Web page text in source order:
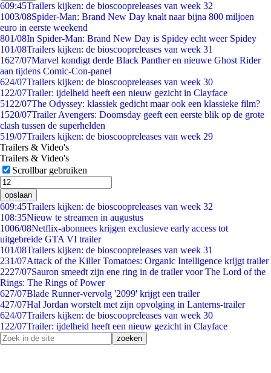
609:45Trailers kijken: de bioscoopreleases van week 32
1003/08Spider-Man: Brand New Day knalt naar bijna 800 miljoen
euro in eerste weekend
801/08In Spider-Man: Brand New Day is Spidey echt weer Spidey
101/08Trailers kijken: de bioscoopreleases van week 31
1627/07Marvel kondigt derde Black Panther en nieuwe Ghost Rider
aan tijdens Comic-Con-panel
624/07Trailers kijken: de bioscoopreleases van week 30
1 22/07Trailer: ijdelheid heeft een nieuw gezicht in Clayface
51 22/07The Odyssey: klassiek gedicht maar ook een klassieke film?
1520/07Trailer Avengers: Doomsday geeft een eerste blik op de grote
clash tussen de superhelden
519/07Trailers kijken: de bioscoopreleases van week 29
Trailers & Video's
Trailers & Video's
Scrollbar gebruiken
opslaan
609:45Trailers kijken: de bioscoopreleases van week 32
108:35Nieuw te streamen in augustus
1006/08Netflix-abonnees krijgen exclusieve early access tot
uitgebreide GTA VI trailer
101/08Trailers kijken: de bioscoopreleases van week 31
231/07Attack of the Killer Tomatoes: Organic Intelligence krijgt trailer
2227/07Sauron smeedt zijn ene ring in de trailer voor The Lord of the
Rings: The Rings of Power
627/07Blade Runner-vervolg '2099' krijgt een trailer
427/07Hal Jordan worstelt met zijn opvolging in Lanterns-trailer
624/07Trailers kijken: de bioscoopreleases van week 30
1 22/07Trailer: ijdelheid heeft een nieuw gezicht in Clayface